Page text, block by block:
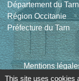
Département du Tarn
Région Occitanie
Préfecture du Tarn
Mentions
Accessibilité -
This site uses cookies